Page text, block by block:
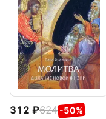
312 624 -50%